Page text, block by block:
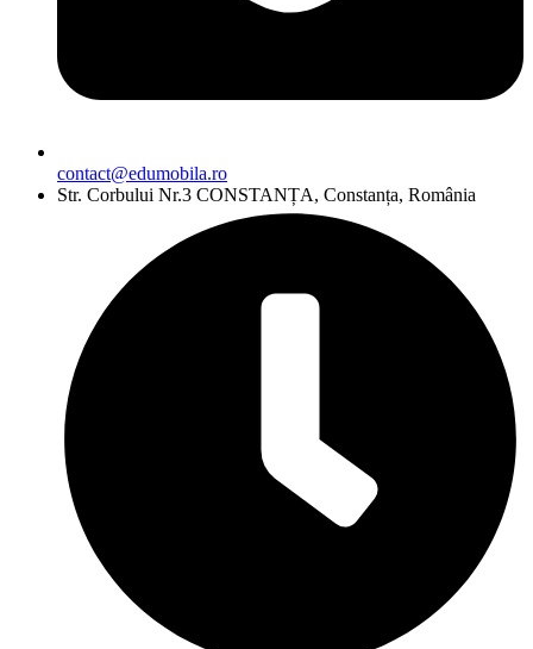
contact@edumobila.ro
Str. Corbului Nr.3 CONSTANȚA, Constanța, România